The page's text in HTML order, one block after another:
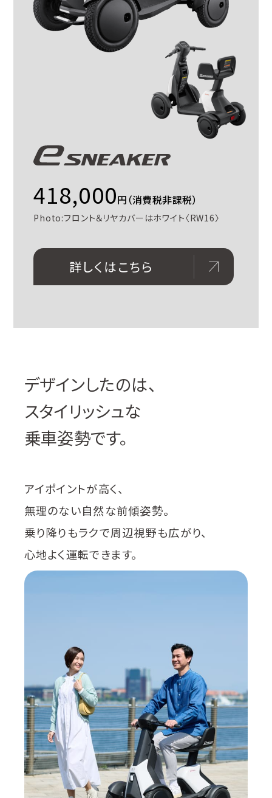
418,000円（消費税非課税）
Photo:フロント＆リヤカバーはホワイト〈RW16〉
詳しくはこちら
デザインしたのは、
スタイリッシュな
乗車姿勢です。
アイポイントが高く、
無理のない自然な前傾姿勢。
乗り降りもラクで周辺視野も広がり、
心地よく運転できます。